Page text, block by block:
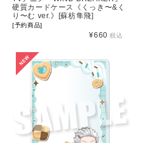
硬質カードケース《くっき〜&く
り〜む ver.》[蘇枋隼飛]
[予約商品]
¥660税込